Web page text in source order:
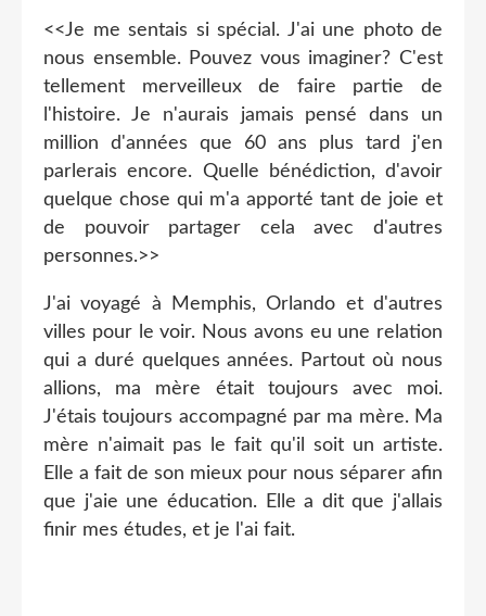
<<Je me sentais si spécial. J'ai une photo de
nous ensemble. Pouvez vous imaginer? C'est
tellement merveilleux de faire partie de
l'histoire. Je n'aurais jamais pensé dans un
million d'années que 60 ans plus tard j'en
parlerais encore. Quelle bénédiction, d'avoir
quelque chose qui m'a apporté tant de joie et
de pouvoir partager cela avec d'autres
personnes.>>
J'ai voyagé à Memphis, Orlando et d'autres
villes pour le voir. Nous avons eu une relation
qui a duré quelques années. Partout où nous
allions, ma mère était toujours avec moi.
J'étais toujours accompagné par ma mère. Ma
mère n'aimait pas le fait qu'il soit un artiste.
Elle a fait de son mieux pour nous séparer afin
que j'aie une éducation. Elle a dit que j'allais
finir mes études, et je l'ai fait.